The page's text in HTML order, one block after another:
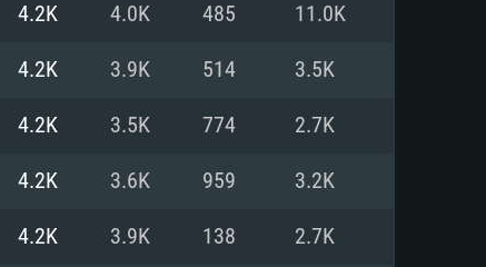
com DirectX 11 ou superior;
ou superior, Radeon RX 570
(Intel Xeon não suportado)
Vega II ou superior com
6 meses) / equivalentes
com os drivers mais
4.2K 4.0K 485 11.0K
4.2K 3.9K 514 3.5K
4.2K 3.5K 774 2.7K
4.2K 3.6K 959 3.2K
4.2K 3.9K 138 2.7K